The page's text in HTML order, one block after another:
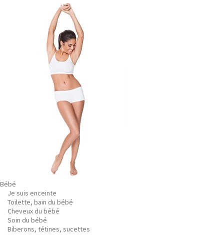
Bébé
Je suis enceinte
Toilette, bain du bébé
Cheveux du bébé
Soin du bébé
Biberons, tétines, sucettes